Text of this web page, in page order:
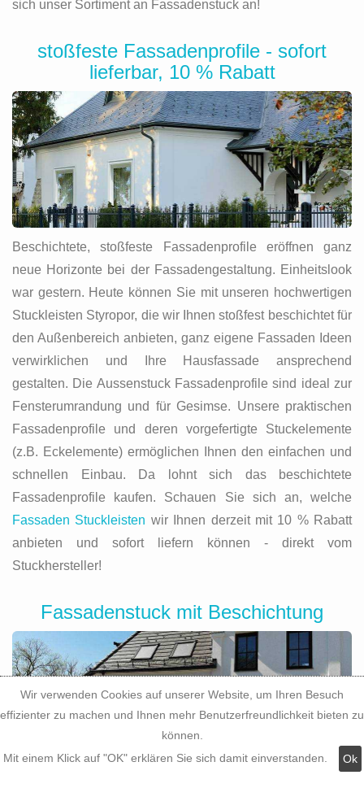
sich unser Sortiment an Fassadenstuck an!
stoßfeste Fassadenprofile - sofort
lieferbar, 10 % Rabatt
Beschichtete, stoßfeste Fassadenprofile eröffnen ganz
neue Horizonte bei der Fassadengestaltung. Einheitslook
war gestern. Heute können Sie mit unseren hochwertigen
Stuckleisten Styropor, die wir Ihnen stoßfest beschichtet für
den Außenbereich anbieten, ganz eigene Fassaden Ideen
verwirklichen und Ihre Hausfassade ansprechend
gestalten. Die Aussenstuck Fassadenprofile sind ideal zur
Fensterumrandung und für Gesimse. Unsere praktischen
Fassadenprofile und deren vorgefertigte Stuckelemente
(z.B. Eckelemente) ermöglichen Ihnen den einfachen und
schnellen Einbau. Da lohnt sich das beschichtete
Fassadenprofile kaufen. Schauen Sie sich an, welche
Fassaden Stuckleisten wir Ihnen derzeit mit 10 % Rabatt
anbieten und sofort liefern können - direkt vom
Stuckhersteller!
Fassadenstuck mit Beschichtung
Wir verwenden Cookies auf unserer Website, um Ihren Besuch
effizienter zu machen und Ihnen mehr Benutzerfreundlichkeit bieten zu
können.
Mit einem Klick auf "OK" erklären Sie sich damit einverstanden.
Ok